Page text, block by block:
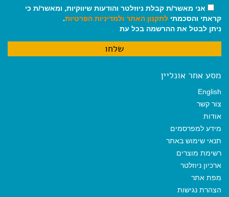
אני מאשר/ת קבלת ניוזלטר והודעות שיווקיות, ומאשר/ת כי
קראתי והסכמתי לתקנון האתר ולמדיניות הפרטיות.
ניתן לבטל את ההרשמה בכל עת
מסע אחר אונליין
English
צור קשר
אודות
מידע למפרסמים
תנאי שימוש באתר
רשימת מוצרים
ארכיון ניוזלטר
מפת אתר
הצהרת נגישות